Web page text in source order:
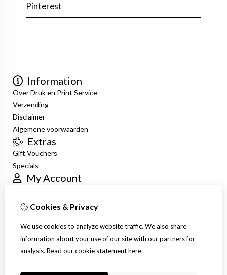
Pinterest
Information
Over Druk en Print Service
Verzending
Disclaimer
Algemene voorwaarden
Extras
Gift Vouchers
Specials
My Account
Order History
Customer Service
Contact Us
Site Map
Cookies & Privacy
We use cookies to analyze website traffic. We also share
information about your use of our site with our partners for
analysis. Read our cookie statementhere